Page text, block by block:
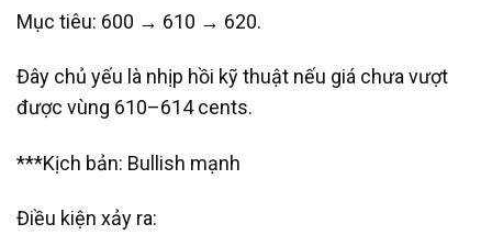
Mục tiêu: 600 → 610 → 620.
Đây chủ yếu là nhịp hồi kỹ thuật nếu giá chưa vượt
được vùng 610–614 cents.
***Kịch bản: Bullish mạnh
Điều kiện xảy ra: